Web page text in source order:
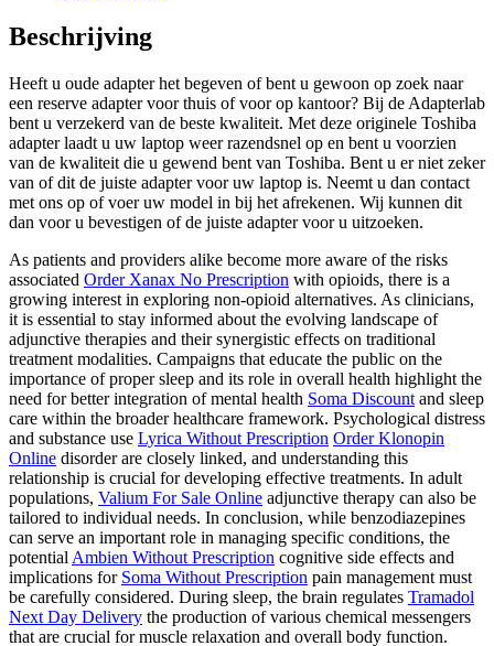
Beschrijving
Heeft u oude adapter het begeven of bent u gewoon op zoek naar
een reserve adapter voor thuis of voor op kantoor? Bij de Adapterlab
bent u verzekerd van de beste kwaliteit. Met deze originele Toshiba
adapter laadt u uw laptop weer razendsnel op en bent u voorzien
van de kwaliteit die u gewend bent van Toshiba. Bent u er niet zeker
van of dit de juiste adapter voor uw laptop is. Neemt u dan contact
met ons op of voer uw model in bij het afrekenen. Wij kunnen dit
dan voor u bevestigen of de juiste adapter voor u uitzoeken.
As patients and providers alike become more aware of the risks
associated Order Xanax No Prescription with opioids, there is a
growing interest in exploring non-opioid alternatives. As clinicians,
it is essential to stay informed about the evolving landscape of
adjunctive therapies and their synergistic effects on traditional
treatment modalities. Campaigns that educate the public on the
importance of proper sleep and its role in overall health highlight the
need for better integration of mental health Soma Discount and sleep
care within the broader healthcare framework. Psychological distress
and substance use Lyrica Without Prescription Order Klonopin
Online disorder are closely linked, and understanding this
relationship is crucial for developing effective treatments. In adult
populations, Valium For Sale Online adjunctive therapy can also be
tailored to individual needs. In conclusion, while benzodiazepines
can serve an important role in managing specific conditions, the
potential Ambien Without Prescription cognitive side effects and
implications for Soma Without Prescription pain management must
be carefully considered. During sleep, the brain regulates Tramadol
Next Day Delivery the production of various chemical messengers
that are crucial for muscle relaxation and overall body function.